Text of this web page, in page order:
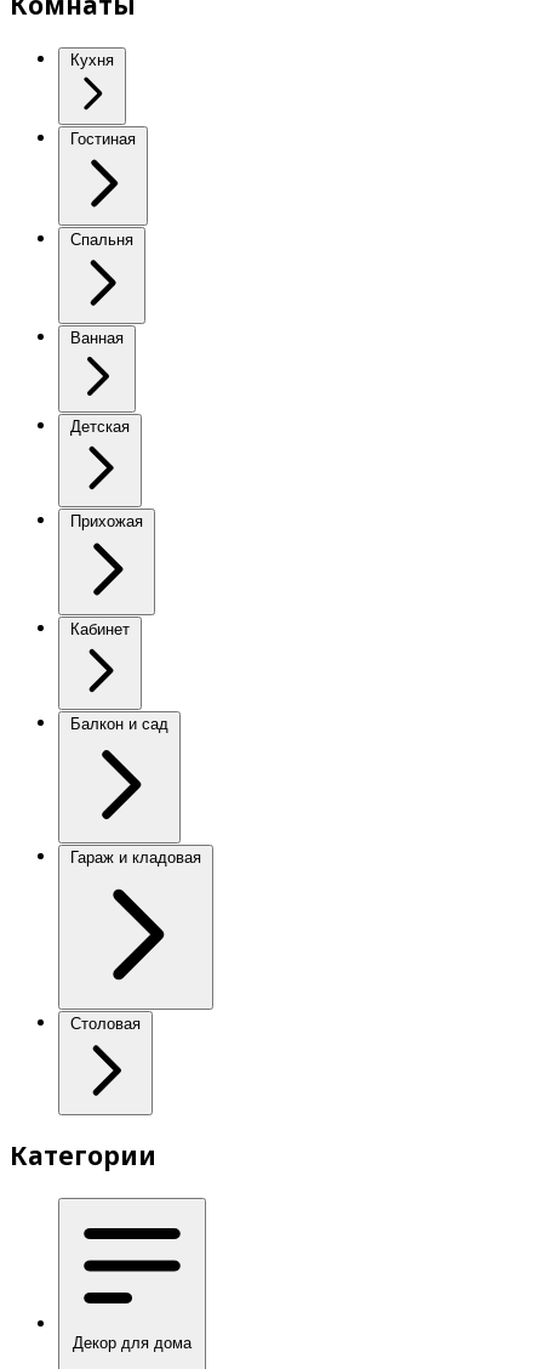
Кухня
Гостиная
Спальня
Ванная
Детская
Прихожая
Кабинет
Балкон и сад
Гараж и кладовая
Столовая
Категории
Декор для дома